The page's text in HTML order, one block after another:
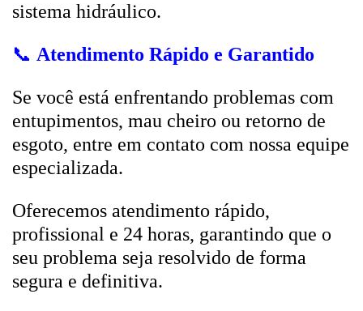
sistema hidráulico.
📞 Atendimento Rápido e Garantido
Se você está enfrentando problemas com
entupimentos, mau cheiro ou retorno de
esgoto, entre em contato com nossa equipe
especializada.
Oferecemos atendimento rápido,
profissional e 24 horas, garantindo que o
seu problema seja resolvido de forma
segura e definitiva.